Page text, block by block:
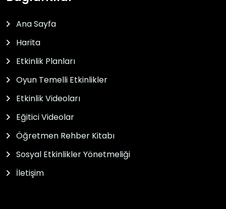
Ana Sayfa
Harita
Etkinlik Planları
Oyun Temelli Etkinlikler
Etkinlik Videoları
Eğitici Videolar
Öğretmen Rehber Kitabı
Sosyal Etkinlikler Yönetmeliği
İletişim